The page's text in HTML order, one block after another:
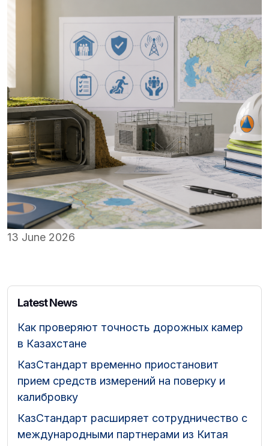
13 June 2026
Latest News
Как проверяют точность дорожных камер
в Казахстане
КазСтандарт временно приостановит
прием средств измерений на поверку и
калибровку
КазСтандарт расширяет сотрудничество с
международными партнерами из Китая